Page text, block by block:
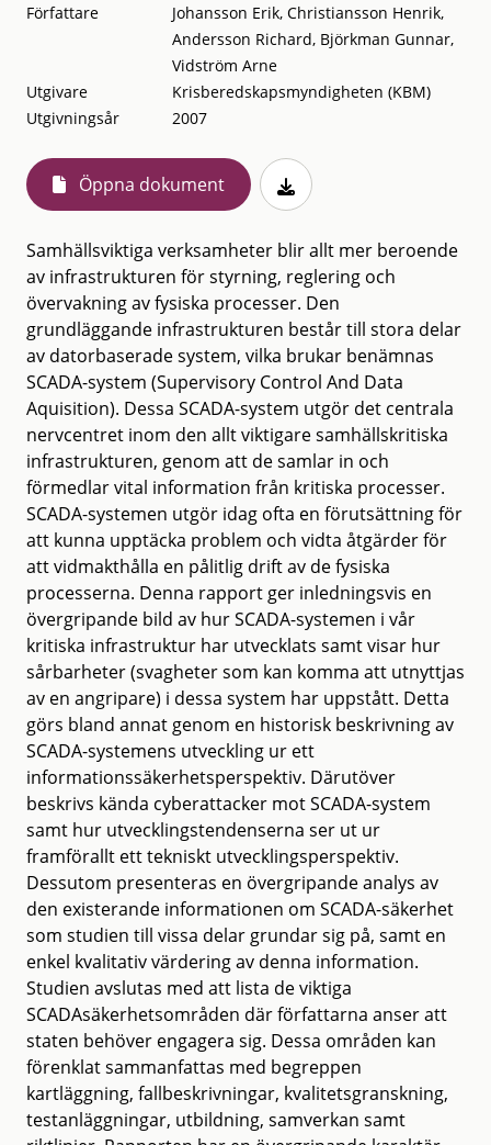
Författare
Johansson Erik, Christiansson Henrik,
Andersson Richard, Björkman Gunnar,
Vidström Arne
Utgivare
Krisberedskapsmyndigheten (KBM)
Utgivningsår
2007
Öppna dokument
Samhällsviktiga verksamheter blir allt mer beroende
av infrastrukturen för styrning, reglering och
övervakning av fysiska processer. Den
grundläggande infrastrukturen består till stora delar
av datorbaserade system, vilka brukar benämnas
SCADA-system (Supervisory Control And Data
Aquisition). Dessa SCADA-system utgör det centrala
nervcentret inom den allt viktigare samhällskritiska
infrastrukturen, genom att de samlar in och
förmedlar vital information från kritiska processer.
SCADA-systemen utgör idag ofta en förutsättning för
att kunna upptäcka problem och vidta åtgärder för
att vidmakthålla en pålitlig drift av de fysiska
processerna. Denna rapport ger inledningsvis en
övergripande bild av hur SCADA-systemen i vår
kritiska infrastruktur har utvecklats samt visar hur
sårbarheter (svagheter som kan komma att utnyttjas
av en angripare) i dessa system har uppstått. Detta
görs bland annat genom en historisk beskrivning av
SCADA-systemens utveckling ur ett
informationssäkerhetsperspektiv. Därutöver
beskrivs kända cyberattacker mot SCADA-system
samt hur utvecklingstendenserna ser ut ur
framförallt ett tekniskt utvecklingsperspektiv.
Dessutom presenteras en övergripande analys av
den existerande informationen om SCADA-säkerhet
som studien till vissa delar grundar sig på, samt en
enkel kvalitativ värdering av denna information.
Studien avslutas med att lista de viktiga
SCADAsäkerhetsområden där författarna anser att
staten behöver engagera sig. Dessa områden kan
förenklat sammanfattas med begreppen
kartläggning, fallbeskrivningar, kvalitetsgranskning,
testanläggningar, utbildning, samverkan samt